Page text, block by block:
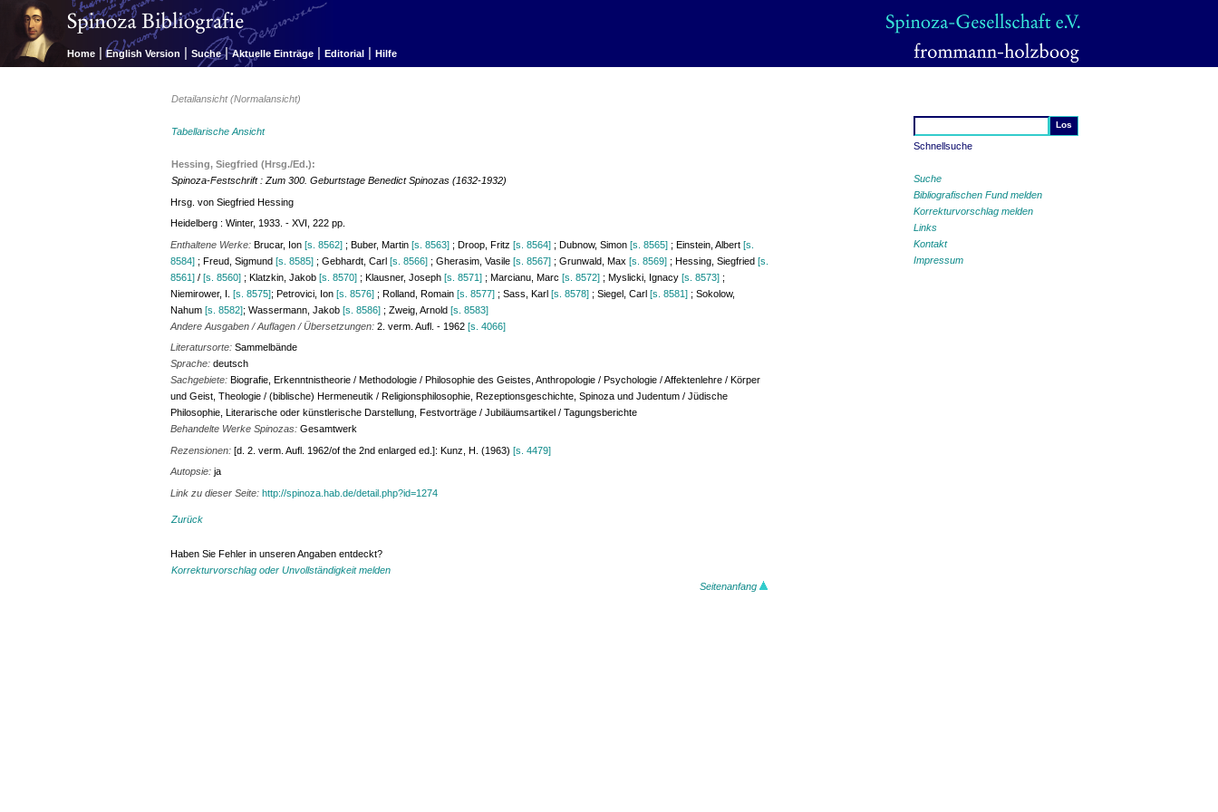
Home | English Version | Suche | Aktuelle Einträge | Editorial | Hilfe
Schnellsuche
Suche
Bibliografischen Fund melden
Korrekturvorschlag melden
Links
Kontakt
Impressum
Detailansicht (Normalansicht)
Tabellarische Ansicht
Hessing, Siegfried (Hrsg./Ed.):
Spinoza-Festschrift : Zum 300. Geburtstage Benedict Spinozas (1632-1932)
Hrsg. von Siegfried Hessing
Heidelberg : Winter, 1933. - XVI, 222 pp.
Enthaltene Werke:Brucar, Ion[s. 8562] ; Buber, Martin[s. 8563] ; Droop, Fritz[s. 8564] ; Dubnow, Simon[s. 8565] ; Einstein, Albert[s.
8584] ; Freud, Sigmund[s. 8585] ; Gebhardt, Carl[s. 8566] ; Gherasim, Vasile[s. 8567] ; Grunwald, Max[s. 8569] ; Hessing, Siegfried[s.
8561] /[s. 8560] ; Klatzkin, Jakob[s. 8570] ; Klausner, Joseph[s. 8571] ; Marcianu, Marc[s. 8572] ; Myslicki, Ignacy[s. 8573] ;
Niemirower, I.[s. 8575]; Petrovici, Ion[s. 8576] ; Rolland, Romain[s. 8577] ; Sass, Karl[s. 8578] ; Siegel, Carl[s. 8581] ; Sokolow,
Nahum[s. 8582]; Wassermann, Jakob[s. 8586] ; Zweig, Arnold[s. 8583]
Andere Ausgaben / Auflagen / Übersetzungen:2. verm. Aufl. - 1962[s. 4066]
Literatursorte:Sammelbände
Sprache:deutsch
Sachgebiete:Biografie, Erkenntnistheorie / Methodologie / Philosophie des Geistes, Anthropologie / Psychologie / Affektenlehre / Körper
und Geist, Theologie / (biblische) Hermeneutik / Religionsphilosophie, Rezeptionsgeschichte, Spinoza und Judentum / Jüdische
Philosophie, Literarische oder künstlerische Darstellung, Festvorträge / Jubiläumsartikel / Tagungsberichte
Behandelte Werke Spinozas:Gesamtwerk
Rezensionen:[d. 2. verm. Aufl. 1962/of the 2nd enlarged ed.]: Kunz, H. (1963)[s. 4479]
Autopsie:ja
Link zu dieser Seite:http://spinoza.hab.de/detail.php?id=1274
Zurück
Haben Sie Fehler in unseren Angaben entdeckt?
Korrekturvorschlag oder Unvollständigkeit melden
Seitenanfang